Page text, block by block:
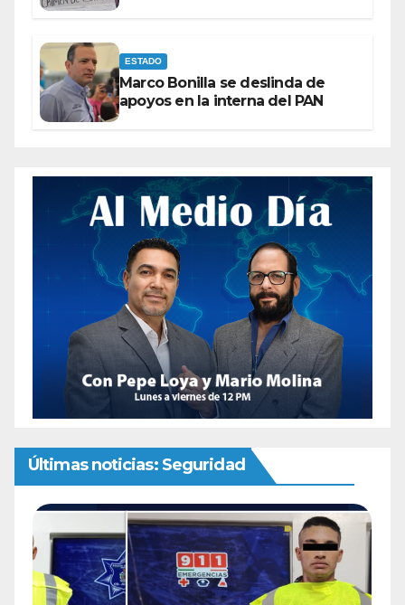
ESTADO
Marco Bonilla se deslinda de
apoyos en la interna del PAN
Últimas noticias: Seguridad